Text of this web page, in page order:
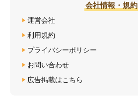
会社情報・規約
運営会社
利用規約
プライバシーポリシー
お問い合わせ
広告掲載はこちら